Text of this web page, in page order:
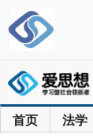
首页 法学